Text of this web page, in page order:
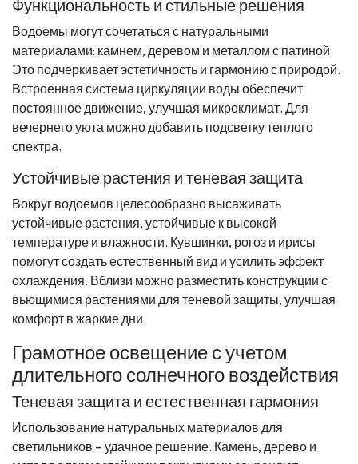
Функциональность и стильные решения
Водоемы могут сочетаться с натуральными
материалами: камнем, деревом и металлом с патиной.
Это подчеркивает эстетичность и гармонию с природой.
Встроенная система циркуляции воды обеспечит
постоянное движение, улучшая микроклимат. Для
вечернего уюта можно добавить подсветку теплого
спектра.
Устойчивые растения и теневая защита
Вокруг водоемов целесообразно высаживать
устойчивые растения, устойчивые к высокой
температуре и влажности. Кувшинки, рогоз и ирисы
помогут создать естественный вид и усилить эффект
охлаждения. Вблизи можно разместить конструкции с
вьющимися растениями для теневой защиты, улучшая
комфорт в жаркие дни.
Грамотное освещение с учетом
длительного солнечного воздействия
Теневая защита и естественная гармония
Использование натуральных материалов для
светильников – удачное решение. Камень, дерево и